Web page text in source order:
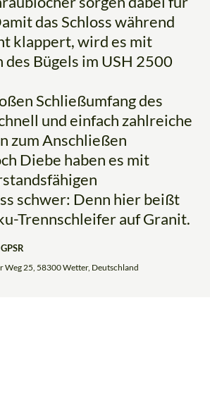
das Schloss während
klappert, wird es mit
des Bügels im USH 2500
Schließumfang des
und einfach zahlreiche
zum Anschließen
Diebe haben es mit
schwer: Denn hier beißt
Trennschleifer auf Granit.
Weg 25, 58300 Wetter, Deutschland